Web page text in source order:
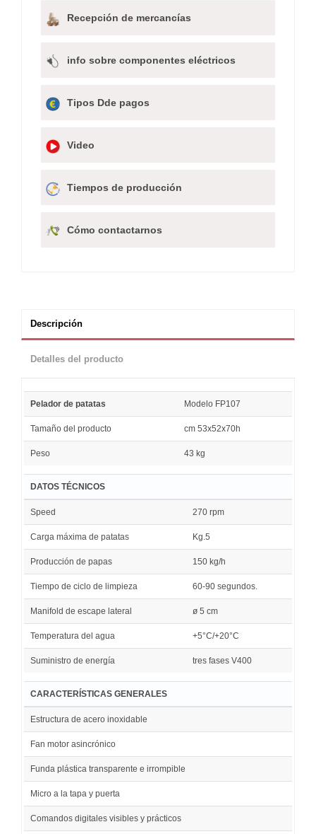
Recepción de mercancías
info sobre componentes eléctricos
Tipos Dde pagos
Video
Tiempos de producción
Cómo contactarnos
Descripción
Detalles del producto
Pelador de patatas Modelo FP107
Tamaño del producto cm 53x52x70h
Peso 43 kg
DATOS TÉCNICOS
Speed 270 rpm
Carga máxima de patatas Kg.5
Producción de papas 150 kg/h
Tiempo de ciclo de limpieza 60-90 segundos.
Manifold de escape lateral ø 5 cm
Temperatura del agua +5°C/+20°C
Suministro de energía tres fases V400
CARACTERÍSTICAS GENERALES
Estructura de acero inoxidable
Fan motor asincrónico
Funda plástica transparente e irrompible
Micro a la tapa y puerta
Comandos digitales visibles y prácticos